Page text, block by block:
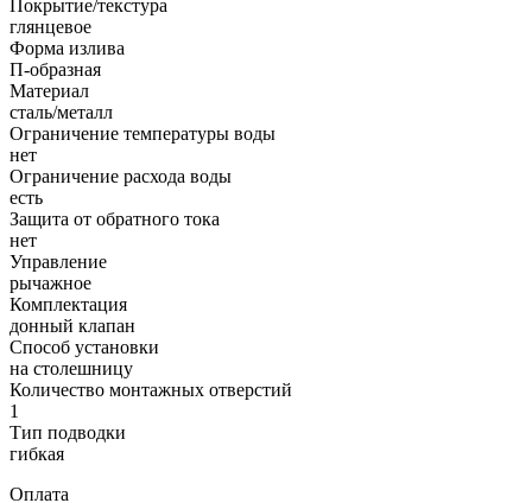
Покрытие/текстура
глянцевое
Форма излива
П-образная
Материал
сталь/металл
Ограничение температуры воды
нет
Ограничение расхода воды
есть
Защита от обратного тока
нет
Управление
рычажное
Комплектация
донный клапан
Способ установки
на столешницу
Количество монтажных отверстий
1
Тип подводки
гибкая
Оплата